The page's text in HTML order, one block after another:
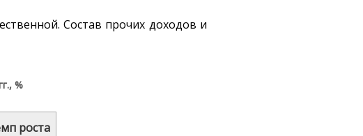
Состав прочих доходов и
%
роста